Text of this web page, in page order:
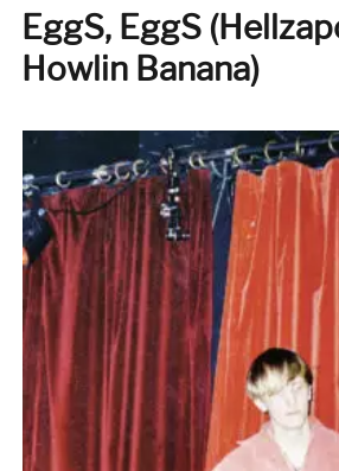
EggS, EggS
Howlin Banana)